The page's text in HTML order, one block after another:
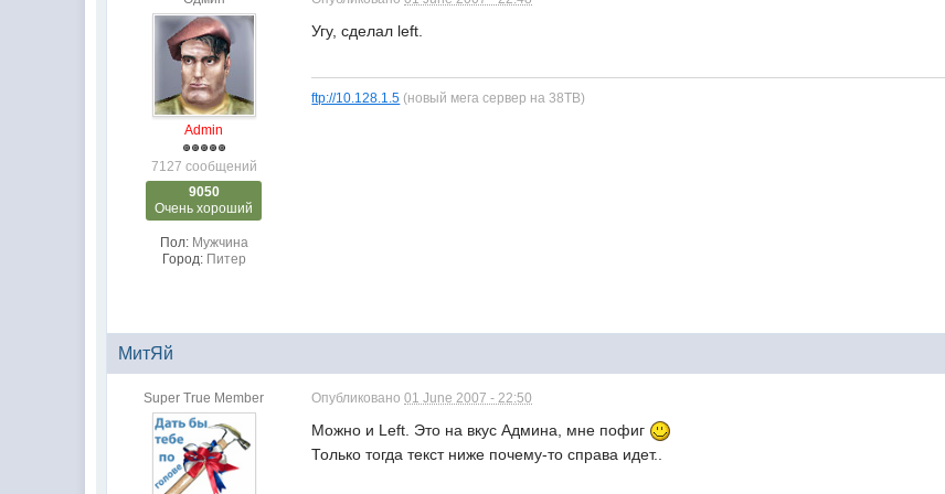
Admin
7127 сообщений
9050
Очень хороший
Пол: Мужчина
Город: Питер
Угу, сделал left.
ftp://10.128.1.5 (новый мега сервер на 38TB)
МитЯй
Super True Member Опубликовано01 June 2007 - 22:50
Можно и Left. Это на вкус Админа, мне пофиг
Только тогда текст ниже почему-то справа идет..